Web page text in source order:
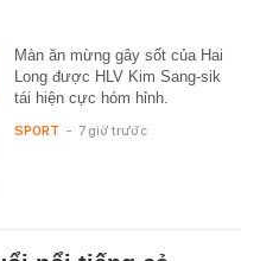
Màn ăn mừng gây sốt của Hai
Long được HLV Kim Sang-sik
tái hiện cực hóm hỉnh.
SPORT - 7 giờ trước